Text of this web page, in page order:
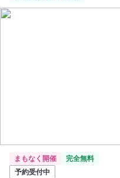
まもなく開催
完全無料
予約受付中